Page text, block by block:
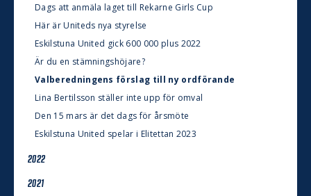
Dags att anmäla laget till Rekarne Girls Cup
Här är Uniteds nya styrelse
Eskilstuna United gick 600 000 plus 2022
Är du en stämningshöjare?
Valberedningens förslag till ny ordförande
Lina Bertilsson ställer inte upp för omval
Den 15 mars är det dags för årsmöte
Eskilstuna United spelar i Elitettan 2023
2022
2021